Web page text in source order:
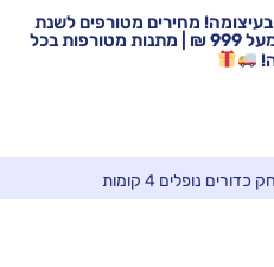
פלייס קידס 2026 בעיצומה! מחירים מטורפים לשנת
הלימודים תשפ"ז | משלוח חינם מעל 999 ₪ | מתנות מטורפות בכל
נופלים 4 קומות